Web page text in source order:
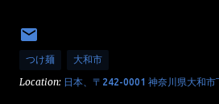
つけ麺 大和市
Location: 日本、〒242-0001 神奈川県大和